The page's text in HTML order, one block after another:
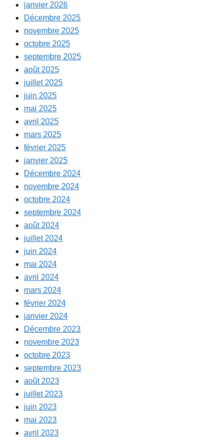
janvier 2026
Décembre 2025
novembre 2025
octobre 2025
septembre 2025
août 2025
juillet 2025
juin 2025
mai 2025
avril 2025
mars 2025
février 2025
janvier 2025
Décembre 2024
novembre 2024
octobre 2024
septembre 2024
août 2024
juillet 2024
juin 2024
mai 2024
avril 2024
mars 2024
février 2024
janvier 2024
Décembre 2023
novembre 2023
octobre 2023
septembre 2023
août 2023
juillet 2023
juin 2023
mai 2023
avril 2023